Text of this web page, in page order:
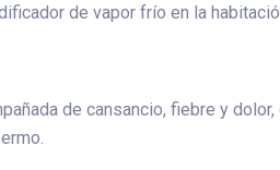
de vapor frío en la
de cansancio, fiebre y